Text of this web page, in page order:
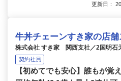
更新日：
牛丼チェーンすき家の店
株式会社 すき家 関西支社／2国明石
契約社員
【初めてでも安心】誰もが覚